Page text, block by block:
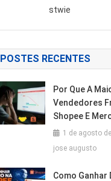
stwie
POSTES RECENTES
Por Que A
Vendedores
Shopee E
1 de agosto
jose augusto
Como Ganhar